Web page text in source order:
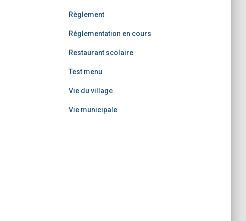
Règlement
Réglementation en cours
Restaurant scolaire
Test menu
Vie du village
Vie municipale